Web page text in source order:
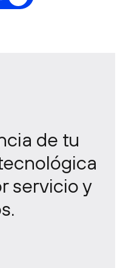
de tu
servicio y